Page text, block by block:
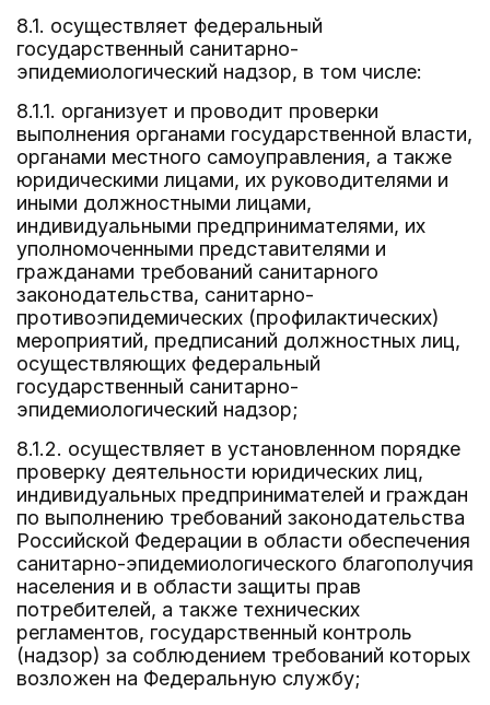
8.1. осуществляет федеральный
государственный санитарно-
эпидемиологический надзор, в том числе:
8.1.1. организует и проводит проверки
выполнения органами государственной власти,
органами местного самоуправления, а также
юридическими лицами, их руководителями и
иными должностными лицами,
индивидуальными предпринимателями, их
уполномоченными представителями и
гражданами требований санитарного
законодательства, санитарно-
противоэпидемических (профилактических)
мероприятий, предписаний должностных лиц,
осуществляющих федеральный
государственный санитарно-
эпидемиологический надзор;
8.1.2. осуществляет в установленном порядке
проверку деятельности юридических лиц,
индивидуальных предпринимателей и граждан
по выполнению требований законодательства
Российской Федерации в области обеспечения
санитарно-эпидемиологического благополучия
населения и в области защиты прав
потребителей, а также технических
регламентов, государственный контроль
(надзор) за соблюдением требований которых
возложен на Федеральную службу;